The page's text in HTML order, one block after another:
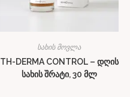
სახის მოვლა
TH-DERMA CONTROL – დღის
სახის შრატი, 30 მლ